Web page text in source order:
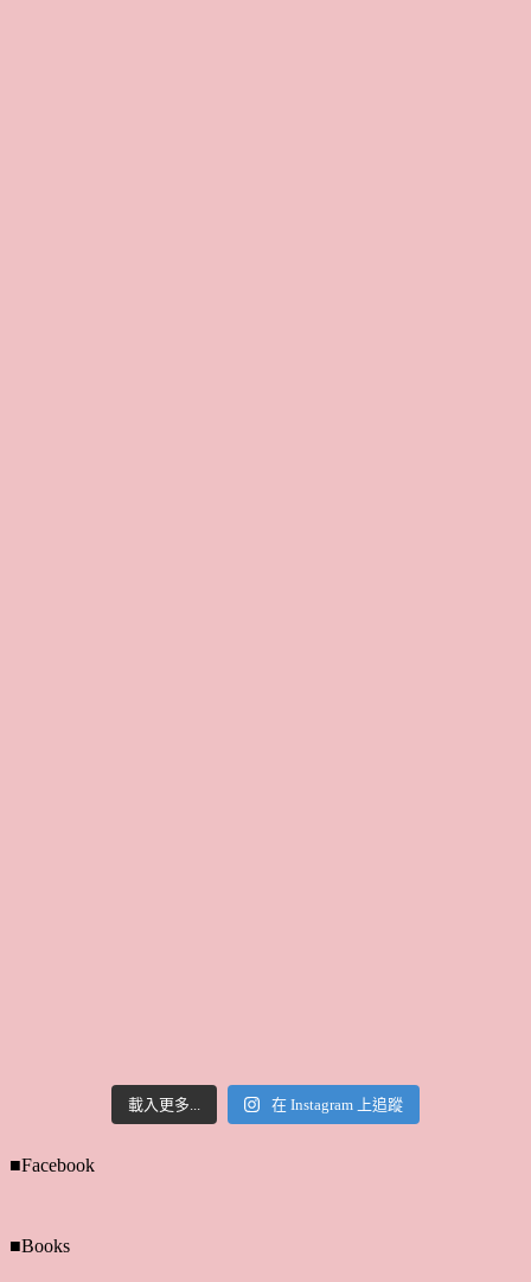
載入更多... 在 Instagram 上追蹤
■Facebook
■Books